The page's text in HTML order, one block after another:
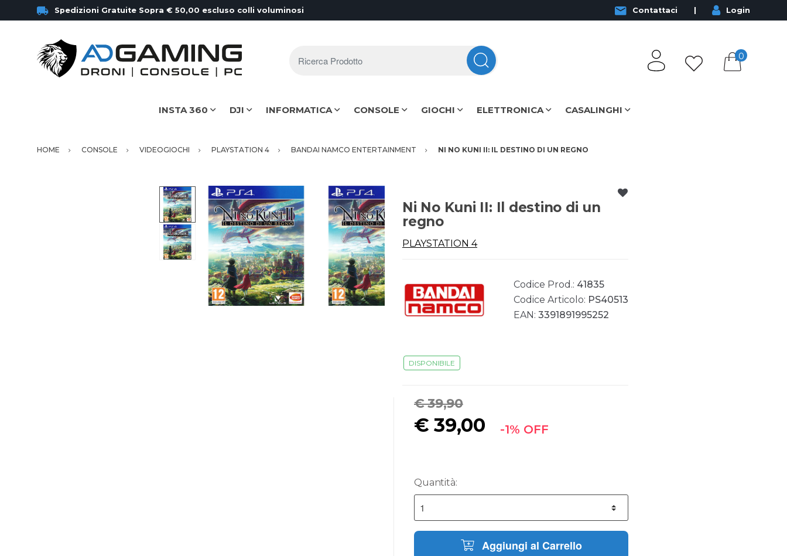
Spedizioni Gratuite Sopra € 50,00 escluso colli voluminosi Contattaci Login
0
INSTA 360 DJI INFORMATICA CONSOLE GIOCHI ELETTRONICA CASALINGHI
HOME CONSOLE VIDEOGIOCHI PLAYSTATION 4 BANDAI NAMCO ENTERTAINMENT NI NO KUNI II: IL DESTINO DI UN REGNO
Ni No Kuni II: Il destino di un
regno
PLAYSTATION 4
Codice Prod.: 41835
Codice Articolo: PS40513
EAN: 3391891995252
DISPONIBILE
€ 39,90
€39,00 -1% OFF
Quantità:
Aggiungi al Carrello